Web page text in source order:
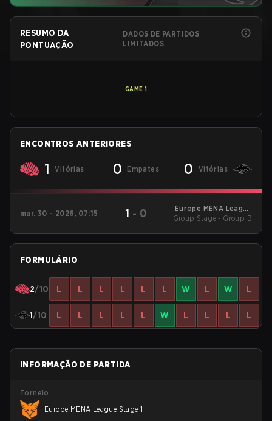
RESUMO DA
PONTUAÇÃO
DADOS DE PARTIDOS
LIMITADOS
GAME 1
ENCONTROS ANTERIORES
1 Vitórias 0 Empates 0 Vitórias
mar. 30 - 2026, 07:15 1 - 0
Europe MENA League
- Europe MENA
Group Stage - Group B
FORMULÁRIO
2/10 L L L L L L W L W L
1/10 L L L L L W L L L L
INFORMAÇÃO DE PARTIDA
Torneio
Europe MENA League Stage 1